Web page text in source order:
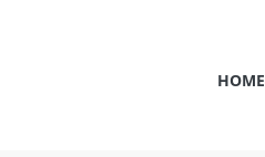
HOME